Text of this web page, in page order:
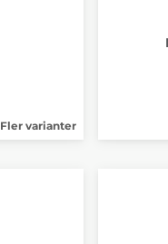
Fler varianter